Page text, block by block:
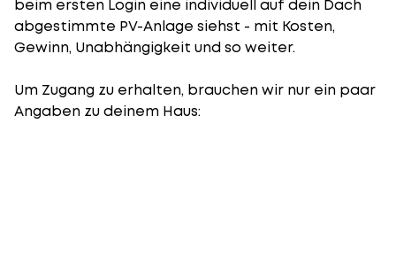
beim ersten Login eine individuell auf dein Dach
abgestimmte PV-Anlage siehst - mit Kosten,
Gewinn, Unabhängigkeit und so weiter.
Um Zugang zu erhalten, brauchen wir nur ein paar
Angaben zu deinem Haus: